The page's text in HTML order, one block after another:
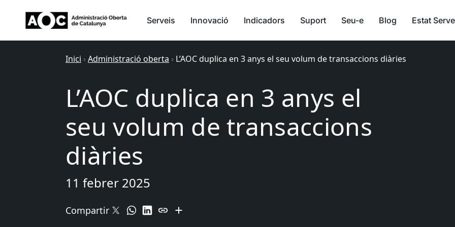
Serveis Innovació Indicadors Suport Seu-e Blog Estat
Inici › Administració oberta › L’AOC duplica en 3 anys el seu volum de transaccions diàries
L’AOC duplica en 3 anys el
seu volum de transaccions
diàries
11 febrer 2025
Compartir